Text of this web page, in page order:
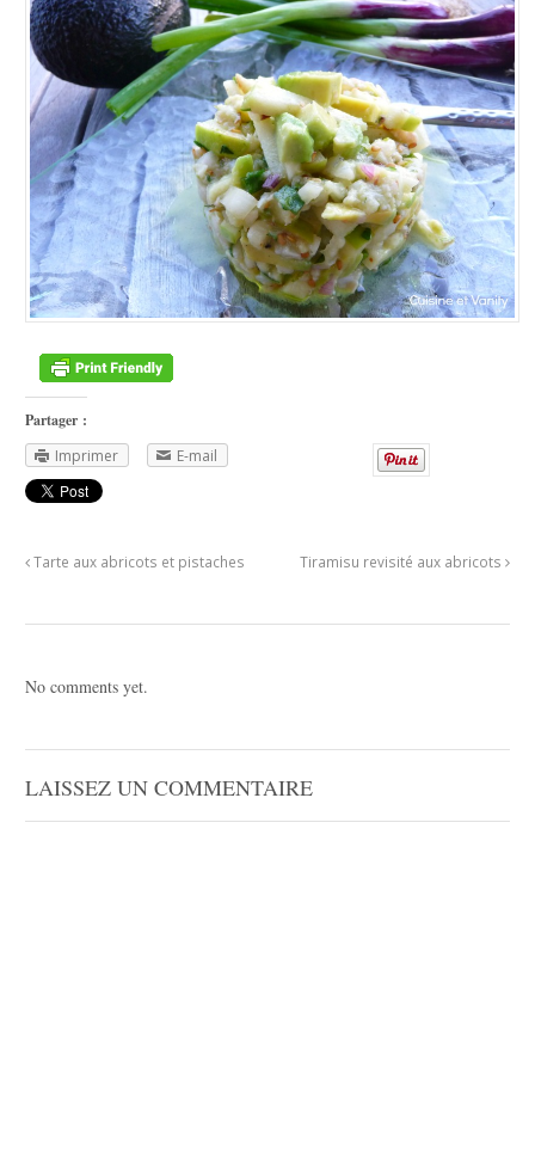
Partager :
Imprimer
E-mail
Tarte aux abricots et pistaches Tiramisu revisité aux abricots
No comments yet.
LAISSEZ UN COMMENTAIRE